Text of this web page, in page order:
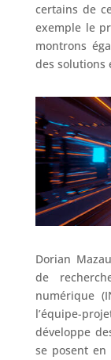
certains de
exemple le
montrons
des solutions
Dorian
de
numérique
l’équipe-
développe
se posent en